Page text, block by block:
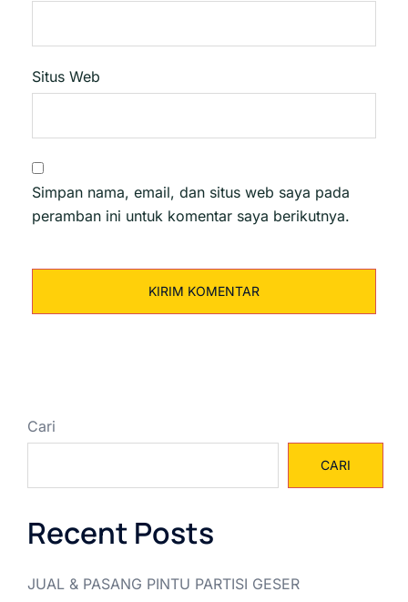
Situs Web
Simpan nama, email, dan situs web saya pada
peramban ini untuk komentar saya berikutnya.
Cari
CARI
Recent Posts
JUAL & PASANG PINTU PARTISI GESER